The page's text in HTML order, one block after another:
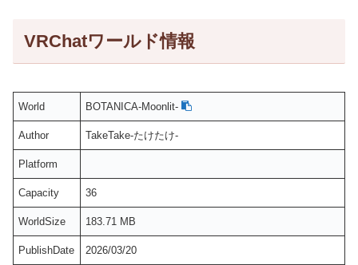
VRChatワールド情報
World BOTANICA-Moonlit-
Author TakeTake-たけたけ-
Platform
Capacity 36
WorldSize 183.71 MB
PublishDate 2026/03/20